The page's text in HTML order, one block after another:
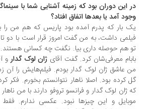
این دوران بود که زمینه آشنایی شما با سینماگران
آمد یا بعدها اتفاق افتاد؟
بار که پدرم آمده بود پاریس که هم من را ببیند
داشت، به من گفت امروز قرار است با دو تا آقا
هم حوصله داری بیا. نگفت چه کسانی هستند. گفتم
معرفی‌شان کرد. گفت آقایژان لوک گدارو آقای
عاشق ژان لوک گدار بودم. فیلم‌هایش را آن زمان
کرده بود. اصلا ناهار نتوانستم بخورم. فکر کردم
ژان لوک گدار و فرانسو تروفو دارند با من ناهار
و این چیزها نبود. عکسی ندارم. فقط